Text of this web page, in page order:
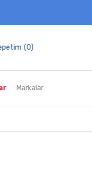
(0)
Markalar